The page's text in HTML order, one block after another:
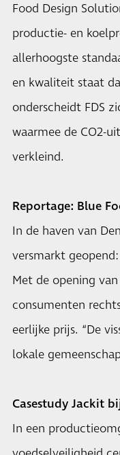
Food Design
productie- en
allerhoogste
en kwaliteit staat
onderscheidt FDS
waarmee de CO2-
verkleind.
Reportage: Blue
In de haven van
versmarkt
Met de opening
consumenten
eerlijke prijs. “De
lokale
Casestudy Jackit
In een